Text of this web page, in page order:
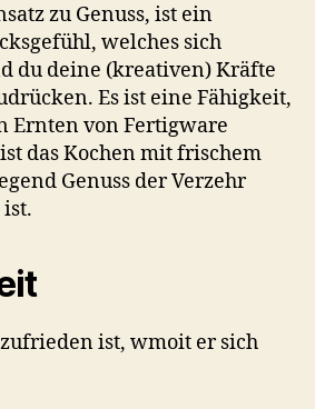
zu Genuss, ist ein
welches sich
du deine (kreativen) Kräfte
Es ist eine Fähigkeit,
Ernten von Fertigware
das Kochen mit frischem
Genuss der Verzehr
ist, wmoit er sich